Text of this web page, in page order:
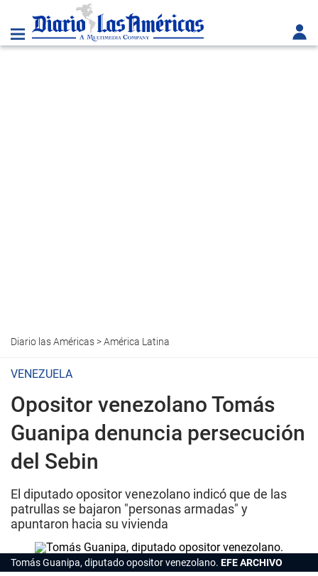
Diario las Américas>América Latina
VENEZUELA
Opositor venezolano Tomás
Guanipa denuncia persecución
del Sebin
El diputado opositor venezolano indicó que de las
patrullas se bajaron "personas armadas" y
apuntaron hacia su vivienda
Tomás Guanipa, diputado opositor venezolano. EFE ARCHIVO